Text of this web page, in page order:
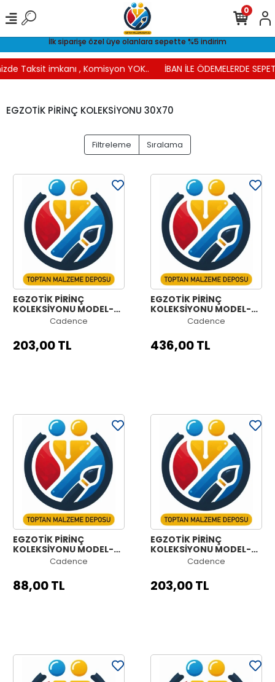
İlk siparişe özel üye olanlara sepette %5 indirim
Taksit imkanı , Komisyon YOK.. İBAN İLE ÖDEMELERDE
0
EGZOTİK PİRİNÇ KOLEKSİYONU 30X70
Filtreleme Sıralama
EGZOTİK PİRİNÇ
KOLEKSİYONU MODEL-
2C 60X140Cadence
203,00 TL
EGZOTİK PİRİNÇ
KOLEKSİYONU MODEL-
2B 90X210Cadence
436,00 TL
EGZOTİK PİRİNÇ
KOLEKSİYONU MODEL-
2B 30X70Cadence
88,00 TL
EGZOTİK PİRİNÇ
KOLEKSİYONU MODEL-
2A 60X140Cadence
203,00 TL